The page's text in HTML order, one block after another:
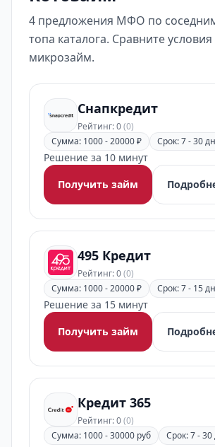
4 предложения МФО по
топа каталога. Сравните
микрозайм.
Снапкредит
Рейтинг: 0(0)
Сумма: 1000 - 20000 ₽ Срок: 7 - 30
Решение за 10 минут
Получить займ
495 Кредит
Рейтинг: 0(0)
Сумма: 1000 - 20000 ₽ Срок: 7 - 15
Решение за 15 минут
Получить займ
Кредит 365
Рейтинг: 0(0)
Сумма: 1000 - 30000 руб Срок: 7 -